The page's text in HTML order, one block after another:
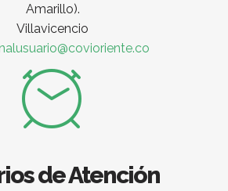
Amarillo).
Villavicencio
de Atención